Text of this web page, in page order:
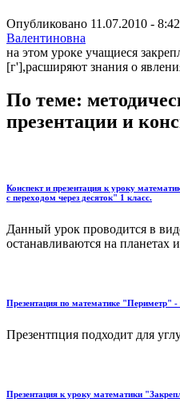
Опубликовано 11.07.2010 -
Валентиновна
на этом уроке учащиеся
[г'],расширяют знания о
По теме:
презентации и
Конспект и презентация к уроку
с переходом через десяток" 1 класс.
Данный урок проводится в
останавливаются на планетах
Презентация по математике "Периметр" -
Презентпция подходит для
Презентация к уроку математики